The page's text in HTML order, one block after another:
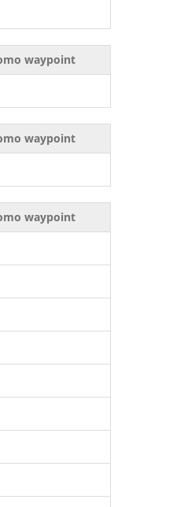
waypoint
waypoint
waypoint